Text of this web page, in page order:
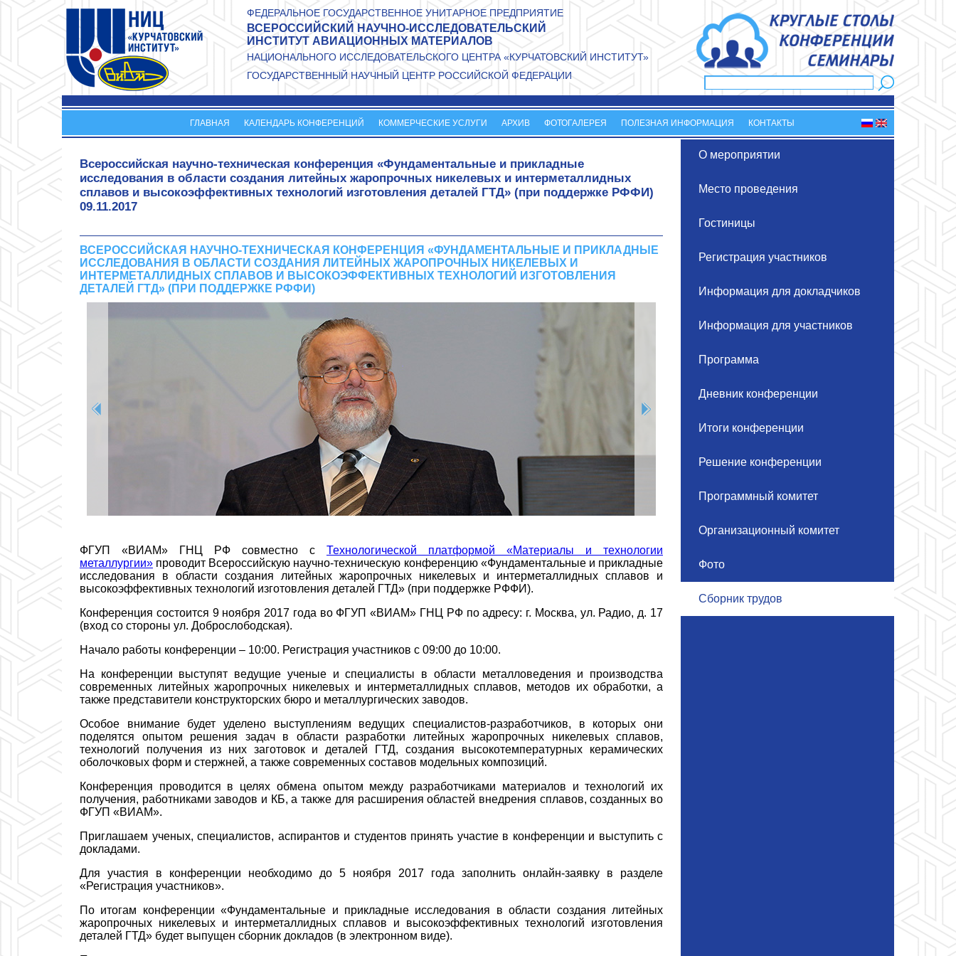
Перейти к основному содержанию
ФЕДЕРАЛЬНОЕ ГОСУДАРСТВЕННОЕ УНИТАРНОЕ ПРЕДПРИЯТИЕ
ВСЕРОССИЙСКИЙ НАУЧНО-ИССЛЕДОВАТЕЛЬСКИЙ
ИНСТИТУТ АВИАЦИОННЫХ МАТЕРИАЛОВ
НАЦИОНАЛЬНОГО ИССЛЕДОВАТЕЛЬСКОГО ЦЕНТРА «КУРЧАТОВСКИЙ ИНСТИТУТ»
ГОСУДАРСТВЕННЫЙ НАУЧНЫЙ ЦЕНТР РОССИЙСКОЙ ФЕДЕРАЦИИ
Форма поиска
ГЛАВНАЯ КАЛЕНДАРЬ КОНФЕРЕНЦИЙ КОММЕРЧЕСКИЕ УСЛУГИ АРХИВ ФОТОГАЛЕРЕЯ ПОЛЕЗНАЯ ИНФОРМАЦИЯ КОНТАКТЫ
О мероприятии
Место проведения
Гостиницы
Регистрация участников
Информация для докладчиков
Информация для участников
Программа
Дневник конференции
Итоги конференции
Решение конференции
Программный комитет
Организационный комитет
Фото
Сборник трудов
Всероссийская научно-техническая конференция «Фундаментальные и прикладные
исследования в области создания литейных жаропрочных никелевых и интерметаллидных
сплавов и высокоэффективных технологий изготовления деталей ГТД» (при поддержке РФФИ)
09.11.2017
ВСЕРОССИЙСКАЯ НАУЧНО-ТЕХНИЧЕСКАЯ КОНФЕРЕНЦИЯ «ФУНДАМЕНТАЛЬНЫЕ И ПРИКЛАДНЫЕ
ИССЛЕДОВАНИЯ В ОБЛАСТИ СОЗДАНИЯ ЛИТЕЙНЫХ ЖАРОПРОЧНЫХ НИКЕЛЕВЫХ И
ИНТЕРМЕТАЛЛИДНЫХ СПЛАВОВ И ВЫСОКОЭФФЕКТИВНЫХ ТЕХНОЛОГИЙ ИЗГОТОВЛЕНИЯ
ДЕТАЛЕЙ ГТД» (ПРИ ПОДДЕРЖКЕ РФФИ)
ФГУП «ВИАМ» ГНЦ РФ совместно с Технологической платформой «Материалы и технологии
металлургии» проводит Всероссийскую научно-техническую конференцию «Фундаментальные и прикладные
исследования в области создания литейных жаропрочных никелевых и интерметаллидных сплавов и
высокоэффективных технологий изготовления деталей ГТД» (при поддержке РФФИ).
Конференция состоится 9 ноября 2017 года во ФГУП «ВИАМ» ГНЦ РФ по адресу: г. Москва, ул. Радио, д. 17
(вход со стороны ул. Доброслободская).
Начало работы конференции – 10:00. Регистрация участников с 09:00 до 10:00.
На конференции выступят ведущие ученые и специалисты в области металловедения и производства
современных литейных жаропрочных никелевых и интерметаллидных сплавов, методов их обработки, а
также представители конструкторских бюро и металлургических заводов.
Особое внимание будет уделено выступлениям ведущих специалистов-разработчиков, в которых они
поделятся опытом решения задач в области разработки литейных жаропрочных никелевых сплавов,
технологий получения из них заготовок и деталей ГТД, создания высокотемпературных керамических
оболочковых форм и стержней, а также современных составов модельных композиций.
Конференция проводится в целях обмена опытом между разработчиками материалов и технологий их
получения, работниками заводов и КБ, а также для расширения областей внедрения сплавов, созданных во
ФГУП «ВИАМ».
Приглашаем ученых, специалистов, аспирантов и студентов принять участие в конференции и выступить с
докладами.
Для участия в конференции необходимо до 5 ноября 2017 года заполнить онлайн-заявку в разделе
«Регистрация участников».
По итогам конференции «Фундаментальные и прикладные исследования в области создания литейных
жаропрочных никелевых и интерметаллидных сплавов и высокоэффективных технологий изготовления
деталей ГТД» будет выпущен сборник докладов (в электронном виде).